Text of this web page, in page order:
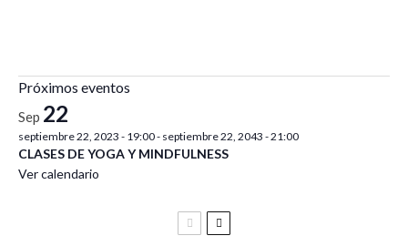
Próximos eventos
Sep 22
septiembre 22, 2023 - 19:00- septiembre 22, 2043 - 21:00
CLASES DE YOGA Y MINDFULNESS
Ver calendario